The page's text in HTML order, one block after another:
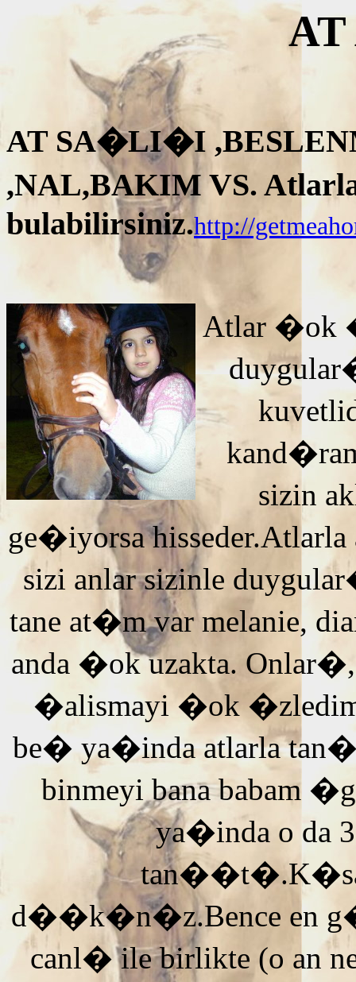
AT SA�LI�I
,NAL,BAKIM VS.
bulabilirsiniz.http://
Atlar �ok
sizin
ge�iyorsa
sizi anlar sizinle
tane at�m var melanie,
anda �ok uzakta.
�alismayi �ok
be� ya�inda atlarla
binmeyi bana babam
ya�inda o da
d��k�n�z.Bence en
canl� ile birlikte (o an